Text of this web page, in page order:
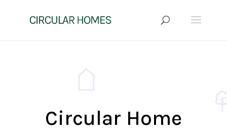
Circular Home